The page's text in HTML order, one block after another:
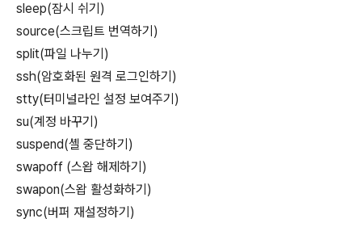
sleep(잠시 쉬기)
source(스크립트 번역하기)
split(파일 나누기)
ssh(암호화된 원격 로그인하기)
stty(터미널라인 설정 보여주기)
su(계정 바꾸기)
suspend(셸 중단하기)
swapoff (스왑 해제하기)
swapon(스왑 활성화하기)
sync(버퍼 재설정하기)